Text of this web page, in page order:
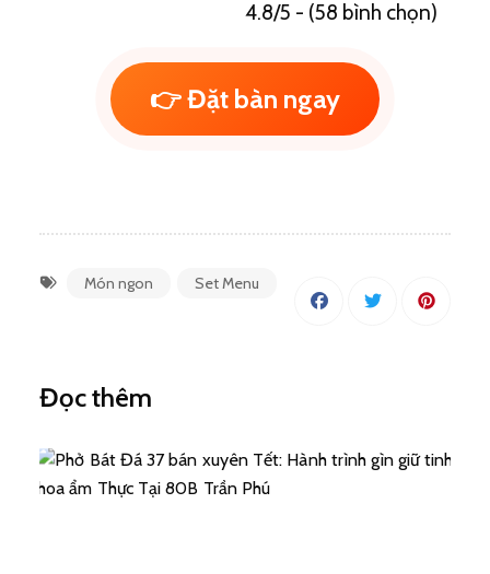
4.8/5 - (58 bình chọn)
👉 Đặt bàn ngay
Món ngon Set Menu
Đọc thêm